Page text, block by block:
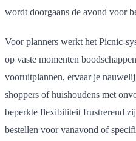
wordt doorgaans de avond voor
Voor planners werkt het Picnic-
op vaste momenten
vooruitplannen, ervaar je
shoppers of huishoudens met
beperkte flexibiliteit frustrerend
bestellen voor vanavond of